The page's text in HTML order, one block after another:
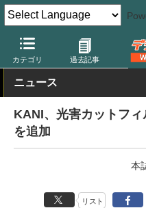
カテゴリ 過去記事
デジカメ Watch レンズ レ
ニュース
KANI、光害カットフ
を追加
本
リスト